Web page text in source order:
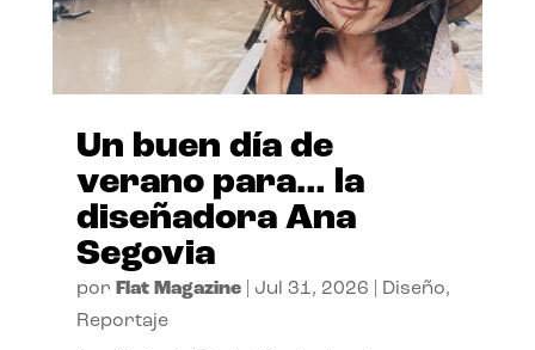
Un buen día de
verano para… la
diseñadora Ana
Segovia
por Flat Magazine| Jul 31, 2026 Diseño,
Reportaje